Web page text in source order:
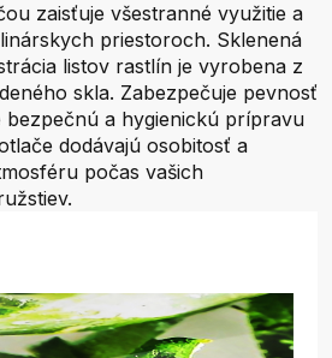
zaisťuje všestranné využitie a
priestoroch. Sklenená
listov rastlín je vyrobena z
skla. Zabezpečuje pevnosť
a hygienickú prípravu
dodávajú osobitosť a
počas vašich